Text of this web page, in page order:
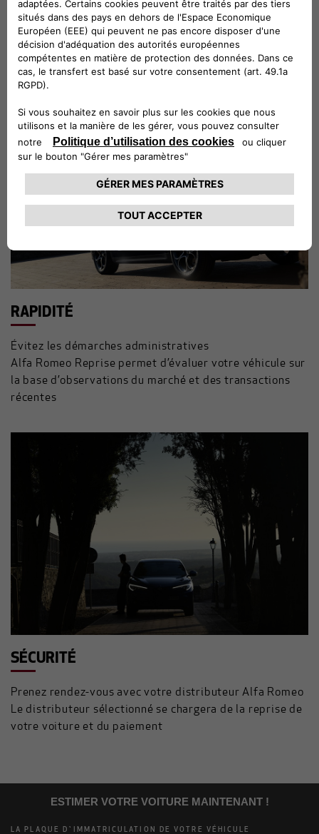
Recevez une estimation de la valeur de votre véhicule.
Estimation entièrement gratuite et sans engagement
RAPIDITÉ
Évitez les démarches administratives
Alfa Romeo Reprise permet d’évaluer votre véhicule sur
la base d’observations du marché et des transactions
récentes
SÉCURITÉ
Prenez rendez-vous avec votre distributeur Alfa Romeo
Le distributeur sélectionné se chargera de la reprise de
votre voiture et du paiement
ESTIMER VOTRE VOITURE MAINTENANT !
LA PLAQUE D`IMMATRICULATION DE VOTRE VÉHICULE